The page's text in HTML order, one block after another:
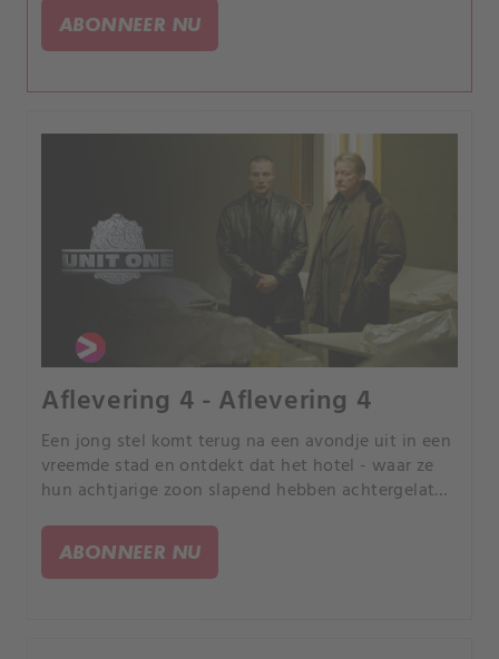
vermissing heeft gemeld.
ABONNEER NU
Aflevering 4 - Aflevering 4
Een jong stel komt terug na een avondje uit in een
vreemde stad en ontdekt dat het hotel - waar ze
hun achtjarige zoon slapend hebben achtergelaten
ABONNEER NU